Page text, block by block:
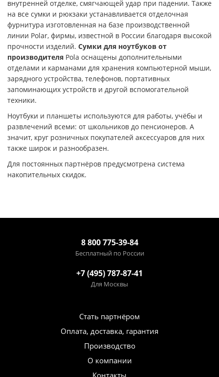
внутренней отделке, смягчающей удар при падении. Также
на все сумки и рюкзаки устанавливается отделочная
фурнитура изготовленная на базе производственной
линии Polar, фирмы, известной в России благодаря высокой
прочности изделий. Сумки для ноутбуков от
производителя Pola оснащены дополнительными
отделами и карманами для хранения компьютерной мыши,
зарядного устройства, телефонов, портативных
запоминающих устройств и другой вспомогательной
техники.
Ноутбуки и планшеты используются для работы, учёбы и
развлечений всеми: от школьников до пенсионеров. А
значит, круг розничных покупателей аксессуаров для них
также широк и разнообразен.
Для постоянных партнёров предусмотрена система
накопительных скидок.
8 800 775-39-84
Бесплатный по России
+7 (495) 787-87-41
Для Москвы
Стать партнёром
Оплата, доставка, гарантия
Производство
О компании
Контакты